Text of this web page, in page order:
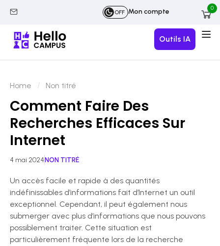
OFF Mon compte 0
Outils IA
Home Non titré
Comment Faire Des
Recherches Efficaces Sur
Internet
4 mai 2024NON TITRÉ
Un accès facile et rapide à des quantités
indéfinissables d’informations fait d’Internet un outil
exceptionnel. Cependant, il peut également nous
submerger avec plus d’informations que nous pouvons
possiblement traiter. Cette situation est
particulièrement fréquente lors de la recherche